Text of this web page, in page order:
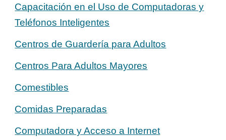
Capacitación en el Uso de Computadoras y
Teléfonos Inteligentes
Centros de Guardería para Adultos
Centros Para Adultos Mayores
Comestibles
Comidas Preparadas
Computadora y Acceso a Internet